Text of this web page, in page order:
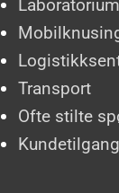
Laboratorium
Transport
Ofte stilte